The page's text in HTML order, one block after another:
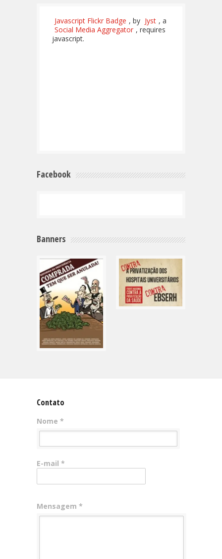
Javascript Flickr Badge , by Jyst , a
Social Media Aggregator , requires
javascript.
Facebook
Banners
Contato
Nome *
E-mail *
Mensagem *